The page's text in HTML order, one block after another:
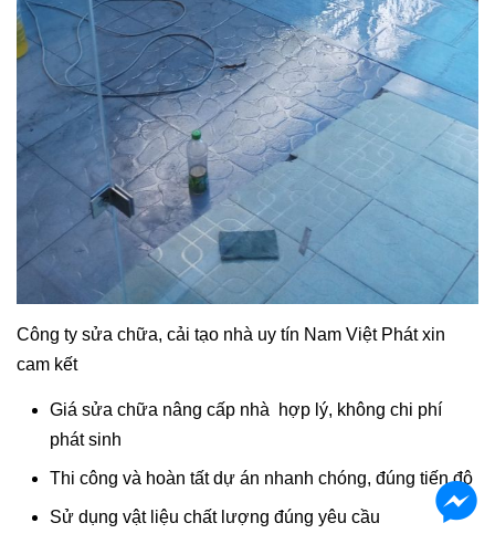
Công ty sửa chữa, cải tạo nhà uy tín Nam Việt Phát xin
cam kết
Giá sửa chữa nâng cấp nhà hợp lý, không chi phí
phát sinh
Thi công và hoàn tất dự án nhanh chóng, đúng tiến độ
Sử dụng vật liệu chất lượng đúng yêu cầu